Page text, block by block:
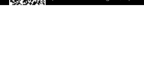
descargar la aplicación!